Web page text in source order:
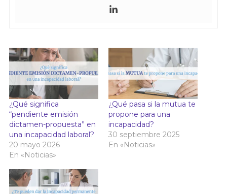
¿Qué significa
“pendiente emisión
dictamen-propuesta” en
una incapacidad laboral?
20 mayo 2026
En «Noticias»
¿Qué pasa si la mutua te
propone para una
incapacidad?
30 septiembre 2025
En «Noticias»